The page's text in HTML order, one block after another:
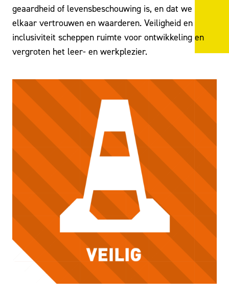
geaardheid of levensbeschouwing is, en dat we
elkaar vertrouwen en waarderen. Veiligheid en
inclusiviteit scheppen ruimte voor ontwikkeling en
vergroten het leer- en werkplezier.